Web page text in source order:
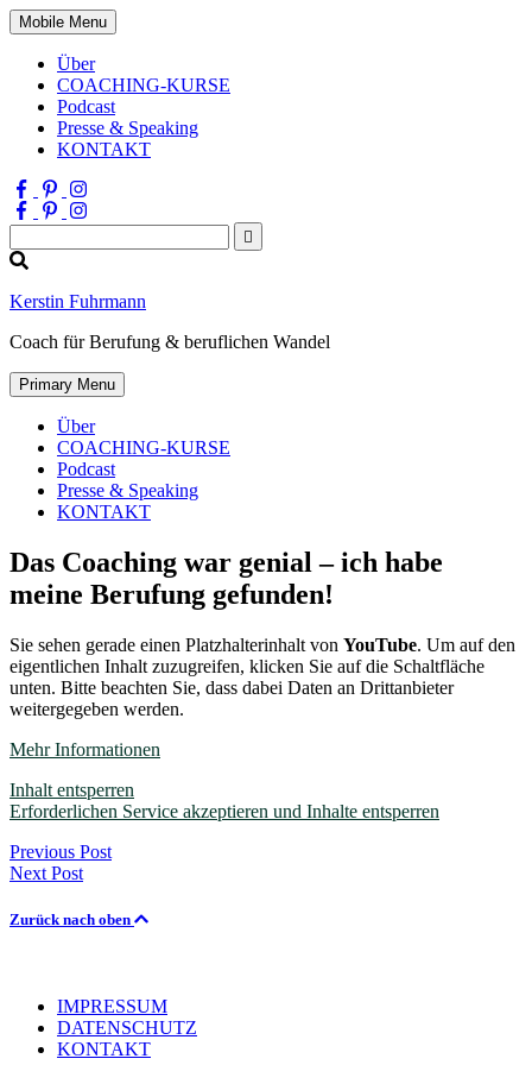
Mobile Menu
Über
COACHING-KURSE
Podcast
Presse & Speaking
KONTAKT
Suchen
nach:
Kerstin Fuhrmann
Coach für Berufung & beruflichen Wandel
Primary Menu
Über
COACHING-KURSE
Podcast
Presse & Speaking
KONTAKT
Skip
to
content
Das Coaching war genial – ich habe
meine Berufung gefunden!
Sie sehen gerade einen Platzhalterinhalt von YouTube. Um auf den
eigentlichen Inhalt zuzugreifen, klicken Sie auf die Schaltfläche
unten. Bitte beachten Sie, dass dabei Daten an Drittanbieter
weitergegeben werden.
Mehr Informationen
Inhalt entsperren
Erforderlichen Service akzeptieren und Inhalte entsperren
Beitragsnavigation
Previous Post
Next Post
Zurück nach oben
IMPRESSUM
DATENSCHUTZ
KONTAKT